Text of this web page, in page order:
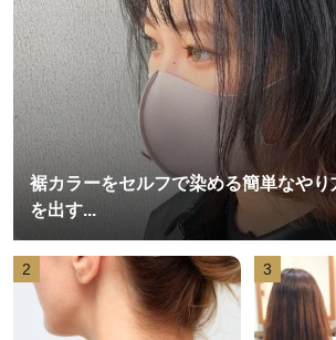
裾カラーをセルフで染める簡単なや
を出す...
2 3